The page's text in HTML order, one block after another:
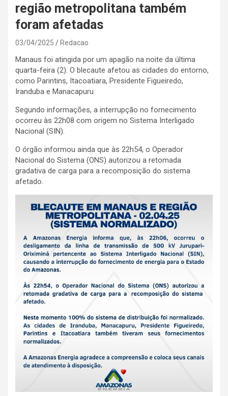
região metropolitana também
foram afetadas
03/04/2025 Redacao
Manaus foi atingida por um apagão na noite da última
quarta-feira (2). O blecaute afetou as cidades do entorno,
como Parintins, Itacoatiara, Presidente Figueiredo,
Iranduba e Manacapuru.
Segundo informações, a interrupção no fornecimento
ocorreu às 22h08 com origem no Sistema Interligado
Nacional (SIN).
O órgão informou ainda que às 22h54, o Operador
Nacional do Sistema (ONS) autorizou a retomada
gradativa de carga para a recomposição do sistema
afetado.